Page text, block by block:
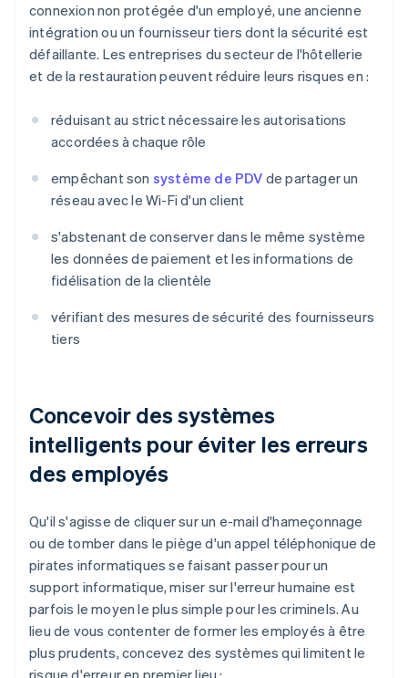
connexion non protégée d'un employé, une ancienne
intégration ou un fournisseur tiers dont la sécurité est
défaillante. Les entreprises du secteur de l'hôtellerie
et de la restauration peuvent réduire leurs risques en :
réduisant au strict nécessaire les autorisations
accordées à chaque rôle
empêchant son système de PDV de partager un
réseau avec le Wi-Fi d'un client
s'abstenant de conserver dans le même système
les données de paiement et les informations de
fidélisation de la clientèle
vérifiant des mesures de sécurité des fournisseurs
tiers
Concevoir des systèmes
intelligents pour éviter les erreurs
des employés
Qu'il s'agisse de cliquer sur un e-mail d'hameçonnage
ou de tomber dans le piège d'un appel téléphonique de
pirates informatiques se faisant passer pour un
support informatique, miser sur l'erreur humaine est
parfois le moyen le plus simple pour les criminels. Au
lieu de vous contenter de former les employés à être
plus prudents, concevez des systèmes qui limitent le